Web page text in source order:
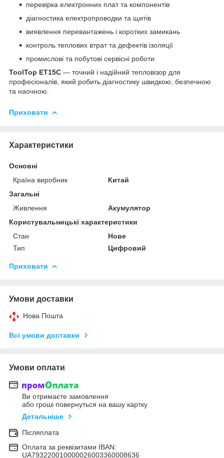
перевірка електронних плат та компонентів
діагностика електропроводки та щитів
виявлення перевантажень і коротких замикань
контроль теплових втрат та дефектів ізоляції
промислові та побутові сервісні роботи
ToolTop ET15C — точний і надійний тепловізор для
професіоналів, який робить діагностику швидкою, безпечною
та наочною.
Приховати
Характеристики
Основні
Країна виробник
Китай
Загальні
Живлення
Акумулятор
Користувальницькі характеристики
Стан
Нове
Тип
Цифровий
Приховати
Умови доставки
Нова Пошта
Всі умови доставки
Умови оплати
Ви отримаєте замовлення
або гроші повернуться на вашу картку
Детальніше
Післяплата
Оплата за реквізитами IBAN:
UA793220010000026003360008636